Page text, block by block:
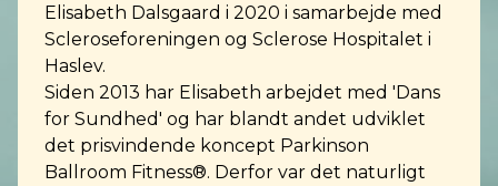
Elisabeth Dalsgaard i 2020 i samarbejde med
Scleroseforeningen og Sclerose Hospitalet i
Haslev.
Siden 2013 har Elisabeth arbejdet med 'Dans
for Sundhed' og har blandt andet udviklet
det prisvindende koncept Parkinson
Ballroom Fitness®. Derfor var det naturligt